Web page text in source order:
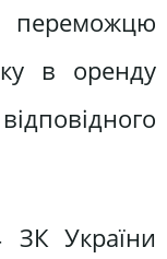
переможцю
в оренду
України